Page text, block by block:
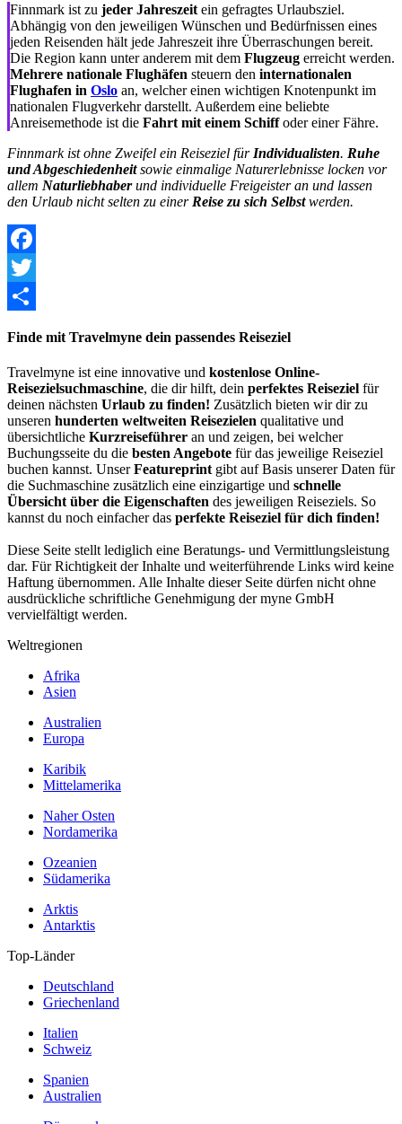
Finnmark ist zu jeder Jahreszeit ein gefragtes Urlaubsziel.
Abhängig von den jeweiligen Wünschen und Bedürfnissen eines
jeden Reisenden hält jede Jahreszeit ihre Überraschungen bereit.
Die Region kann unter anderem mit dem Flugzeug erreicht werden.
Mehrere nationale Flughäfen steuern den internationalen
Flughafen in Oslo an, welcher einen wichtigen Knotenpunkt im
nationalen Flugverkehr darstellt. Außerdem eine beliebte
Anreisemethode ist die Fahrt mit einem Schiffoder einer Fähre.
Finnmark ist ohne Zweifel ein Reiseziel für Individualisten. Ruhe
und Abgeschiedenheitsowie einmalige Naturerlebnisse locken vor
allem Naturliebhaberund individuelle Freigeister an und lassen
den Urlaub nicht selten zu einer Reise zu sich Selbstwerden.
Facebook
Twitter
Finde mit Travelmyne dein passendes Reiseziel
Travelmyne ist eine innovative und kostenlose Online-
Reisezielsuchmaschine, die dir hilft, dein perfektes Reiseziel für
deinen nächsten Urlaub zu finden! Zusätzlich bieten wir dir zu
unseren hunderten weltweiten Reisezielen qualitative und
übersichtliche Kurzreiseführer an und zeigen, bei welcher
Buchungsseite du die besten Angebote für das jeweilige Reiseziel
buchen kannst. UnserFeatureprint gibt auf Basis unserer Daten für
die Suchmaschine zusätzlich eine einzigartige und schnelle
Übersicht über die Eigenschaften des jeweiligen Reiseziels. So
kannst du noch einfacher das perfekte Reiseziel für dich finden!
Diese Seite stellt lediglich eine Beratungs- und Vermittlungsleistung
dar. Für Richtigkeit der Inhalte und weiterführende Links wird keine
Haftung übernommen. Alle Inhalte dieser Seite dürfen nicht ohne
ausdrückliche schriftliche Genehmigung der myne GmbH
vervielfältigt werden.
Weltregionen
Afrika
Asien
Australien
Europa
Karibik
Mittelamerika
Naher Osten
Nordamerika
Ozeanien
Südamerika
Arktis
Antarktis
Top-Länder
Deutschland
Griechenland
Italien
Schweiz
Spanien
Australien